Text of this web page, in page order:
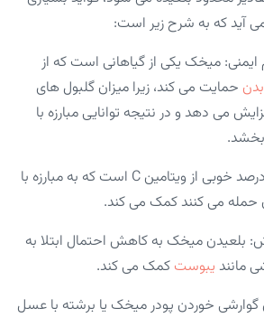
آید که به شرح زیر است:
میخک یکی از گیاهانی است که از
حمایت می کند، زیرا میزان گلبول های
می دهد و در نتیجه توانایی مبارزه با
میخک همچنین حاوی درصد خوبی از ویتامین C است که به مبارزه با
حمله می کنند کمک می کند.
بلعیدن میخک به کاهش احتمال ابتلا به
مانند یبوست کمک می کند.
گوارشی خوردن پودر میخک یا برشته با عسل